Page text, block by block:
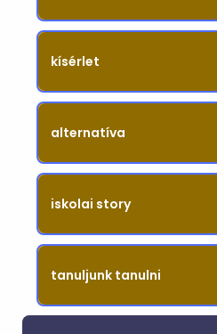
kísérlet
alternatíva
iskolai story
tanuljunk tanulni